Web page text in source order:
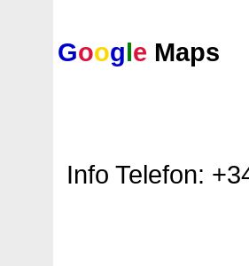
Google Maps
Info Telefon: